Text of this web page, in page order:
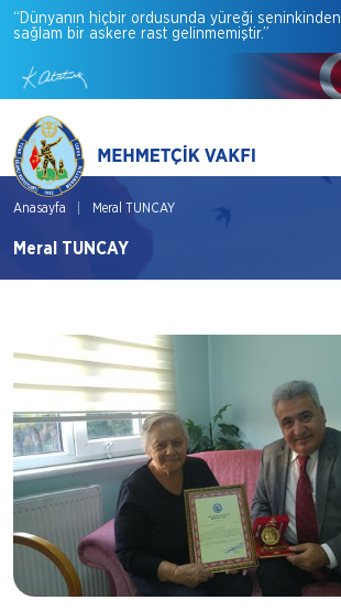
“Dünyanın hiçbir ordusunda yüreği seninkinden
sağlam bir askere rast gelinmemiştir.”
Anasayfa Meral TUNCAY
Meral TUNCAY